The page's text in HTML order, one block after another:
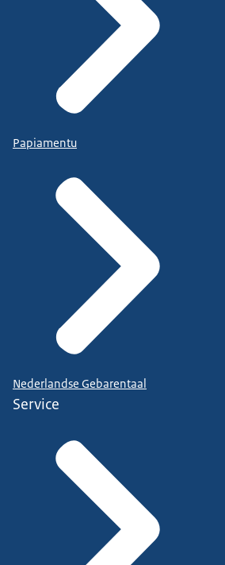
Papiamentu
Nederlandse Gebarentaal
Service